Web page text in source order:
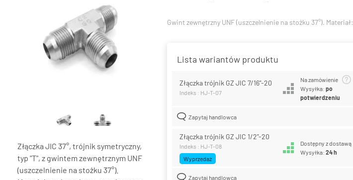
Złączka JIC 37°, trójnik symetryczny,
typ "T", z gwintem zewnętrznym UNF
(uszczelnienie na stożku 37°).
Gwint zewnętrzny UNF (uszczelnienie na stożku 37°). Materiał:
Lista wariantów produktu
Złączka trójnik GZ JIC 7/16"-20
Indeks : HJ-T-07
Na zamówienie
Wysyłka:po
potwierdzeniu
Zapytaj handlowca
Złączka trójnik GZ JIC 1/2"-20
Indeks : HJ-T-08
Wyprzedaż
Dostępny z dostawą
Wysyłka:24 h
Zapytaj handlowca